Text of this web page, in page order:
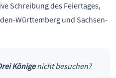
Schreibung des Feiertages,
Württemberg und Sachsen-
Königenicht besuchen?